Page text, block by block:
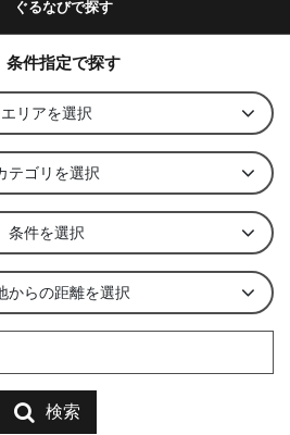
ぐるなびで探す
条件指定で探す
エリアを選択
テゴリを選択
条件を選択
からの距離を選択
検索